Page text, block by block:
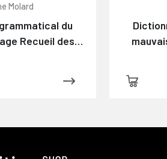
Molard
du
Recueil des
en France, et